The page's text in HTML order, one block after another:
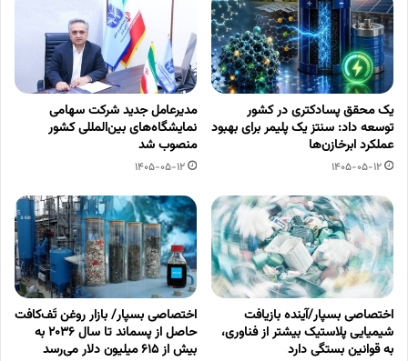
یک محقق پسادکتری در کشور
توسعه داد: سنتز یک پلیمر برای بهبود
عملکرد ابرخازن‌ها
1405-05-12
مدیرعامل جدید شرکت سهامی
نمایشگاه‌های بین‌المللی کشور
منصوب شد
1405-05-12
اختصاصی بسپار/آینده بازیافت
شیمیایی پلاستیک بیشتر از فناوری،
به قوانین بستگی دارد
اختصاصی بسپار/ بازار روغن تَف‌کافت
حاصل از پسماند تا سال ۲۰۳۶ به
بیش از ۶۱۵ میلیون دلار می‌رسد